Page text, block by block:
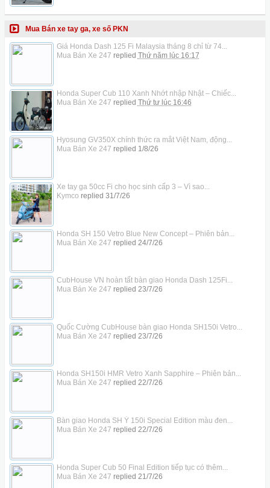
Mua Bán xe tay ga, xe số PKN
Giá Honda Dash 125 Fi Malaysia tháng 8 chỉ từ 74...
Mua Bán Xe 247 replied Thứ năm lúc 16:17
Honda Super Cub 110 Xanh Nhớt nhập Nhật – Chiếc...
Mua Bán Xe 247 replied Thứ tư lúc 16:46
Hyosung GV350X chính thức ra mắt Việt Nam, động...
Mua Bán Xe 247 replied 1/8/26
Xe tay ga 50cc Fi cho học sinh cấp 3 – Vì sao...
Kymco replied 31/7/26
Honda SH 150 Vetro Blue New Concept – Phiên bản...
Mua Bán Xe 247 replied 24/7/26
CubHouse VN hoàn tất bàn giao Honda Dash 125Fi...
Mua Bán Xe 247 replied 23/7/26
Quốc Cường CubHouse bàn giao Honda SH150i Vetro...
Mua Bán Xe 247 replied 23/7/26
Honda SH150i HMR Vetro Xanh Sapphire – Phiên bản...
Mua Bán Xe 247 replied 22/7/26
Bàn giao Honda SH Ý 150i Special Edition màu đen...
Mua Bán Xe 247 replied 22/7/26
Honda Super Cub 50 Final Edition tiếp tục có thêm...
Mua Bán Xe 247 replied 21/7/26